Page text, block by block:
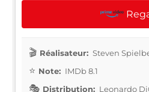
Réalisateur: Steven
Note: IMDb 8.1
Distribution: Leonardo